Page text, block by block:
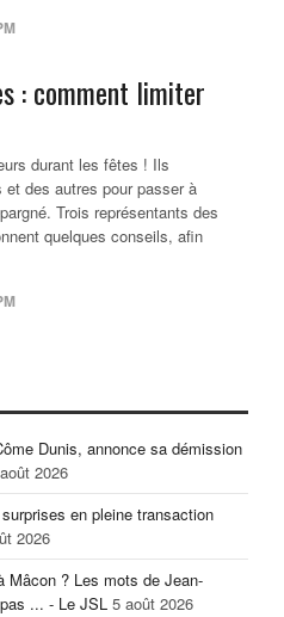
: comment limiter
durant les fêtes ! Ils
des autres pour passer à
Trois représentants des
quelques conseils, afin
Dunis, annonce sa démission
2026
en pleine transaction
2026
Mâcon ? Les mots de Jean-
... - Le JSL 5 août 2026